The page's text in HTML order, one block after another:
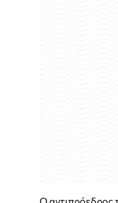
Ο αντιπρόεδρος